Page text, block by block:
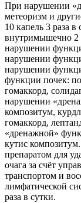
При нарушении
метеоризм и
10 капель 3 раза
внутримышечно 2
нарушении
нарушении
нарушении
функции почек:
гомаккорд,
нарушении
композитум,
гомаккорд,
«дренажной»
кутис
препаратом для
очага за счёт
транспортом и
лимфатической
раза в сутки.